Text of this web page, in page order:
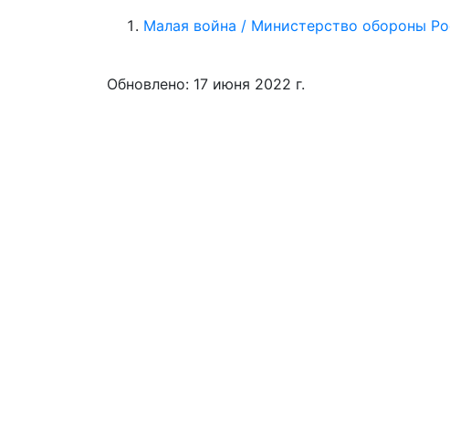
Малая война / Министерство обороны
Обновлено: 17 июня 2022 г.